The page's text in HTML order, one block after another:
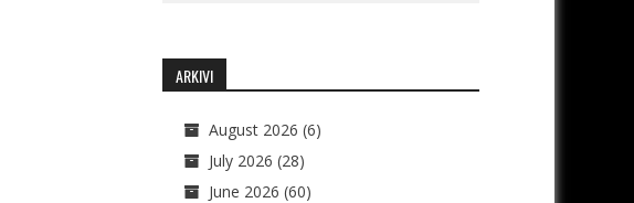
ARKIVI
August 2026 (6)
July 2026 (28)
June 2026 (60)